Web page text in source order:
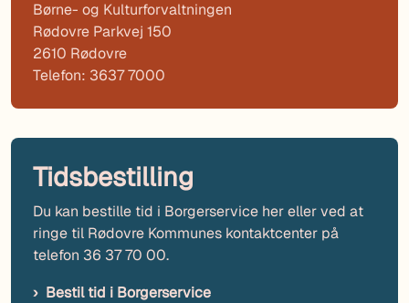
Børne- og Kulturforvaltningen
Rødovre Parkvej 150
2610 Rødovre
Telefon: 3637 7000
Tidsbestilling
Du kan bestille tid i Borgerservice her eller ved at
ringe til Rødovre Kommunes kontaktcenter på
telefon 36 37 70 00.
Bestil tid i Borgerservice